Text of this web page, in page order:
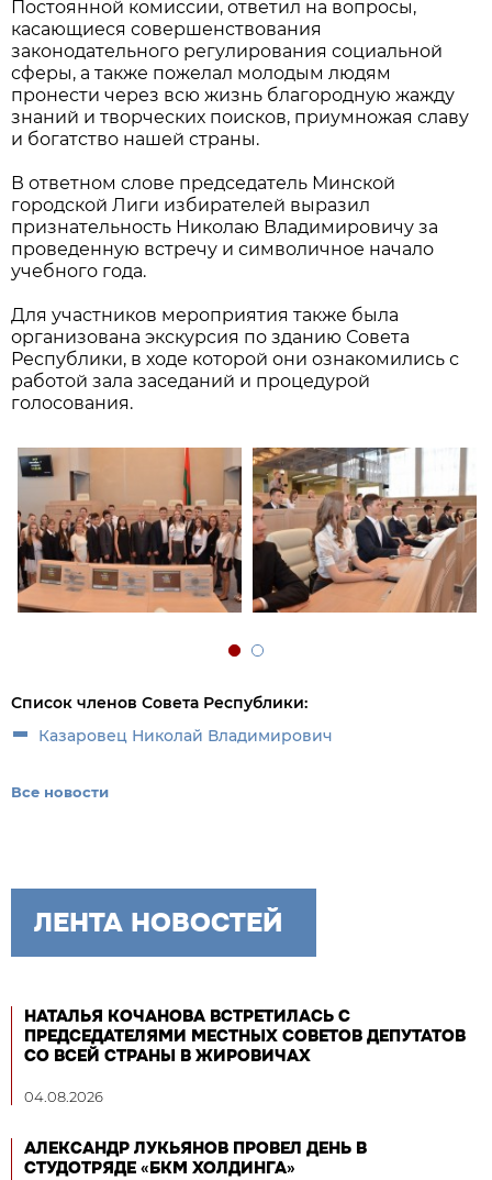
Постоянной комиссии, ответил на вопросы,
касающиеся совершенствования
законодательного регулирования социальной
сферы, а также пожелал молодым людям
пронести через всю жизнь благородную жажду
знаний и творческих поисков, приумножая славу
и богатство нашей страны.
В ответном слове председатель Минской
городской Лиги избирателей выразил
признательность Николаю Владимировичу за
проведенную встречу и символичное начало
учебного года.
Для участников мероприятия также была
организована экскурсия по зданию Совета
Республики, в ходе которой они ознакомились с
работой зала заседаний и процедурой
голосования.
Список членов Совета Республики:
Казаровец Николай Владимирович
Все новости
ЛЕНТА НОВОСТЕЙ
НАТАЛЬЯ КОЧАНОВА ВСТРЕТИЛАСЬ С
ПРЕДСЕДАТЕЛЯМИ МЕСТНЫХ СОВЕТОВ ДЕПУТАТОВ
СО ВСЕЙ СТРАНЫ В ЖИРОВИЧАХ
04.08.2026
АЛЕКСАНДР ЛУКЬЯНОВ ПРОВЕЛ ДЕНЬ В
СТУДОТРЯДЕ «БКМ ХОЛДИНГА»